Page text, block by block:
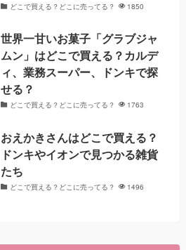
どこで買える？どこに売ってる？ 1850
世界一甘いお菓子「グラブジャ
ムン」はどこで買える？カルデ
ィ、業務スーパー、ドンキで探
せる？
どこで買える？どこに売ってる？ 1763
おえかきさんはどこで買える？
ドンキやイオンで見つかる雑貨
たち
どこで買える？どこに売ってる？ 1496